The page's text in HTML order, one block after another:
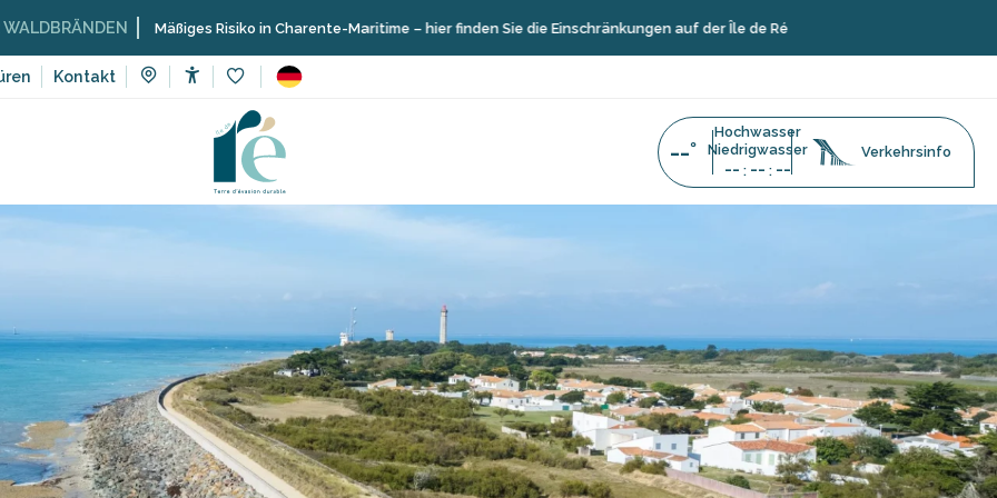
Kontakt
Mäßiges Risiko in Charente-Maritime – hier finden Sie die Einschränkungen auf der Île de Ré
--°
Hochwasser
Niedrigwasser
-- : -- : --
Verkehrsinfo